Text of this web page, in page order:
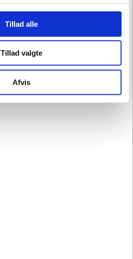
Tillad alle
Tillad valgte
Afvis